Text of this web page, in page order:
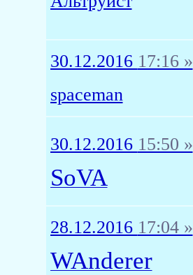
30.12.2016 17:16 »
spaceman
30.12.2016 15:50 »
SoVA
28.12.2016 17:04 »
WAnderer